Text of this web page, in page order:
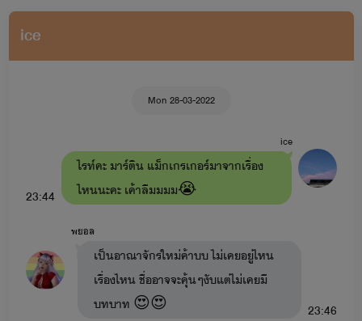
พยอลมาแปะผังนิยายค่ะสำหรับคนที่เพิ่งเข้ามา
ยั่วรักคุณอาขา: อาอัค x เดหลี มีลูกชื่อ มาหยา มาเฟีย (ใน
-ดื้อสวาท
: ต่อต้าน x มาหยา (ในเรื่องมีเรื่อง
มายู)
-พี่ชายสอนรัก: ไมค์ x เบส
ice
Mon 28-03-2022
ice
23:44
ไรท์คะ มาร์ติน แม็กเกรเกอร์มาจากเรื่อง
ไหนนะคะ เค้าลืมมมม😭
พยอล
23:46
เป็นอาณาจักรใหม่ค้าบบ ไม่เคยอยู่ไหน
เรื่องไหน ชื่ออาจจะคุ้นๆงับแต่ไม่เคยมี
บทบาท 😍😍